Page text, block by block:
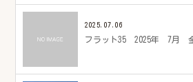
2025.07.06
フラット35 2025年 7月